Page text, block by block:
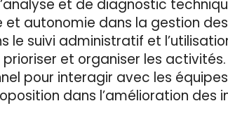
et de diagnostic
et autonomie dans la gestion
le suivi administratif et
et organiser les activités.
pour interagir avec les
dans l’amélioration